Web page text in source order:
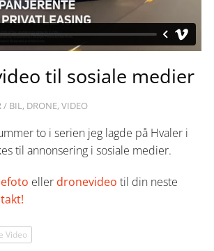
til sosiale medier
/ BIL, DRONE,VIDEO
to i serien jeg lagde på Hvaler i
til annonsering i sosiale medier.
eller dronevideo til din neste
Video